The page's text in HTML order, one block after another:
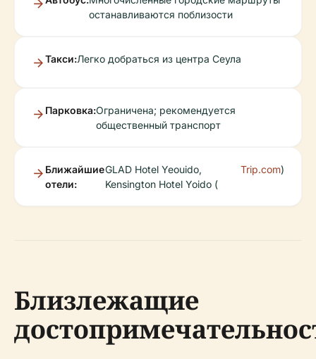
останавливаются поблизости
Такси:Легко добраться из центра Сеула
Парковка:Ограничена; рекомендуется
общественный транспорт
Ближайшие
отели:
GLAD Hotel Yeouido,
Kensington Hotel Yoido (
Trip.com)
Близлежащие